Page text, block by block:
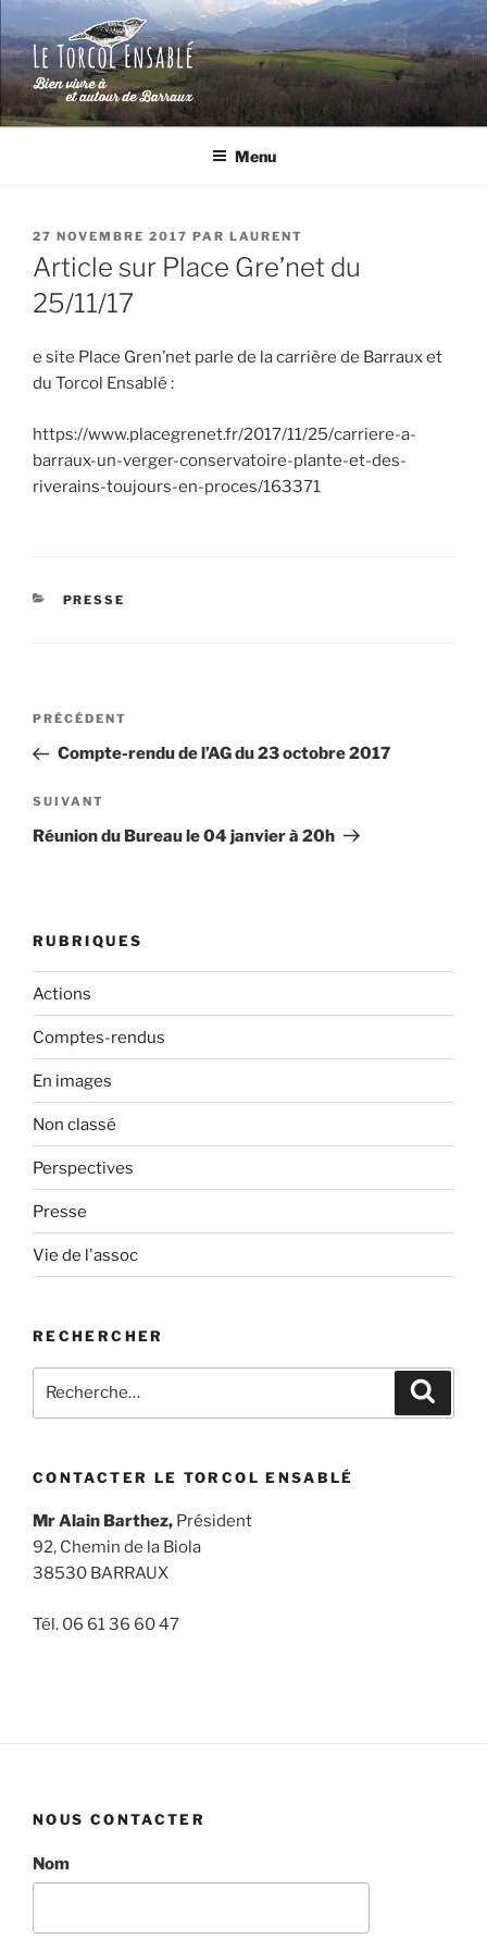
Aller
au
contenu
principal
LE TORCOL ENSABLÉ
Bien vivre à et autour de Barraux (Isère)
Menu
PUBLIÉ
LE
27 NOVEMBRE 2017 PAR LAURENT
Article sur Place Gre’net du
25/11/17
e site Place Gren’net parle de la carrière de Barraux et
du Torcol Ensablé :
https://www.placegrenet.fr/2017/11/25/carriere-a-
barraux-un-verger-conservatoire-plante-et-des-
riverains-toujours-en-proces/163371
CATÉGORIES
PRESSE
Navigation
l’article
Article
précédent
PRÉCÉDENT
Compte-rendu de l’AG du 23 octobre 2017
Article
suivant
SUIVANT
Réunion du Bureau le 04 janvier à 20h
RUBRIQUES
Actions
Comptes-rendus
En images
Non classé
Perspectives
Presse
Vie de l'assoc
RECHERCHER
pour
CONTACTER LE TORCOL ENSABLÉ
Mr Alain Barthez, Président
92, Chemin de la Biola
38530 BARRAUX
Tél. 06 61 36 60 47
NOUS CONTACTER
Nom